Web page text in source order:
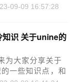
案也是一样，不
的一些知识点，
藏……
09-09 16:57:28
识 关于unine的
为大家分享关于
一些知识点，和